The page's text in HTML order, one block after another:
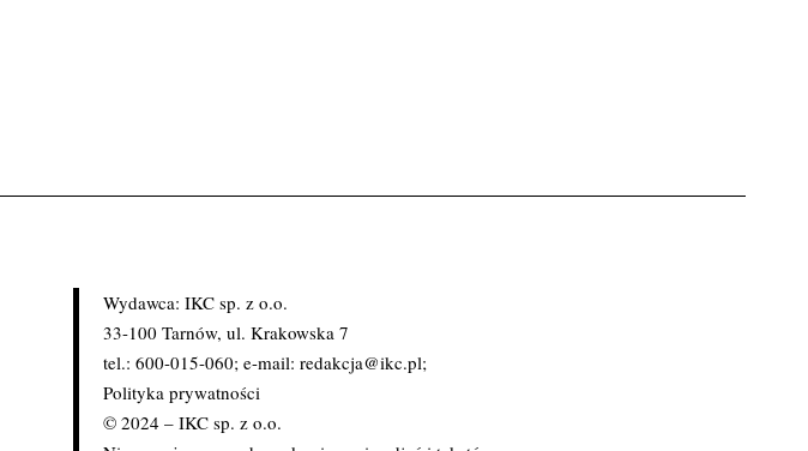
Wydawca: IKC sp. z o.o.
33-100 Tarnów, ul. Krakowska 7
tel.: 600-015-060; e-mail:redakcja@ikc.pl;
Polityka prywatności
© 2024 – IKC sp. z o.o.